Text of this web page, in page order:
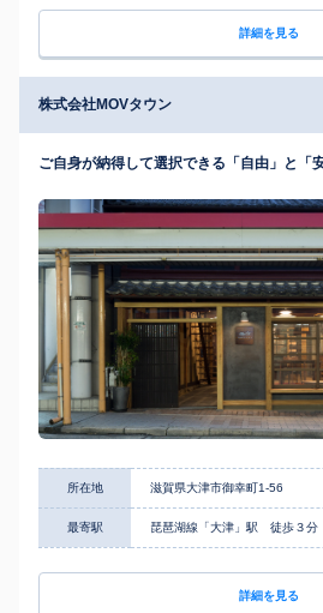
詳細を見る
株式会社MOVタウン
ご自身が納得して選択できる「自由」と「
所在地 滋賀県大津市御幸町1-56
最寄駅 琵琶湖線「大津」駅 徒歩３分
詳細を見る